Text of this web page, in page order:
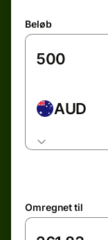
Beløb
AUD
Omregnet til